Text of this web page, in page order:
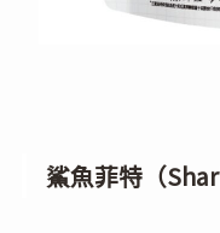
鯊魚菲特（